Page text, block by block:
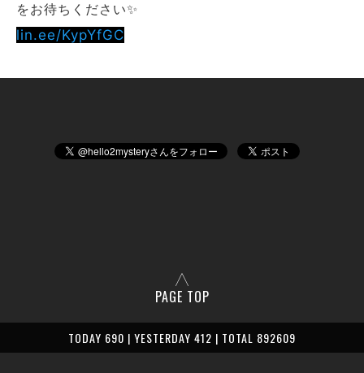
をお待ちください✨️
lin.ee/KypYfGC
PAGE TOP
TODAY 690 | YESTERDAY 412 | TOTAL 892609